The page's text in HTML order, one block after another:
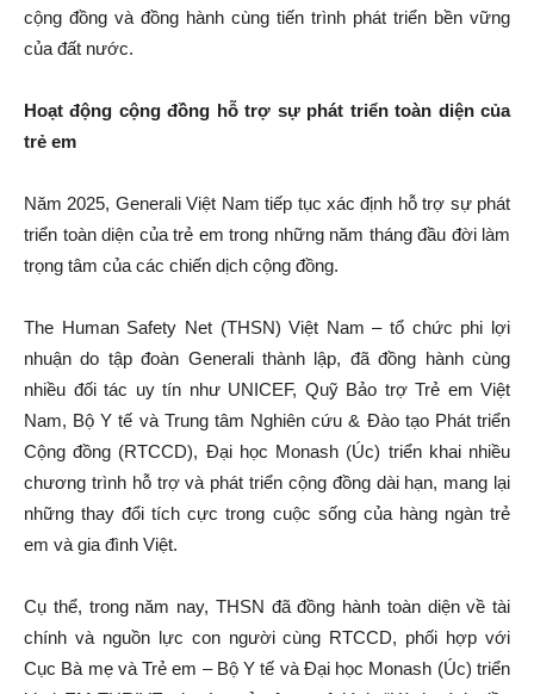
cộng đồng và đồng hành cùng tiến trình phát triển bền vững
của đất nước.
Hoạt động cộng đồng hỗ trợ sự phát triển toàn diện của
trẻ em
Năm 2025, Generali Việt Nam tiếp tục xác định hỗ trợ sự phát
triển toàn diện của trẻ em trong những năm tháng đầu đời làm
trọng tâm của các chiến dịch cộng đồng.
The Human Safety Net (THSN) Việt Nam – tổ chức phi lợi
nhuận do tập đoàn Generali thành lập, đã đồng hành cùng
nhiều đối tác uy tín như UNICEF, Quỹ Bảo trợ Trẻ em Việt
Nam, Bộ Y tế và Trung tâm Nghiên cứu & Đào tạo Phát triển
Cộng đồng (RTCCD), Đại học Monash (Úc) triển khai nhiều
chương trình hỗ trợ và phát triển cộng đồng dài hạn, mang lại
những thay đổi tích cực trong cuộc sống của hàng ngàn trẻ
em và gia đình Việt.
Cụ thể, trong năm nay, THSN đã đồng hành toàn diện về tài
chính và nguồn lực con người cùng RTCCD, phối hợp với
Cục Bà mẹ và Trẻ em – Bộ Y tế và Đại học Monash (Úc) triển